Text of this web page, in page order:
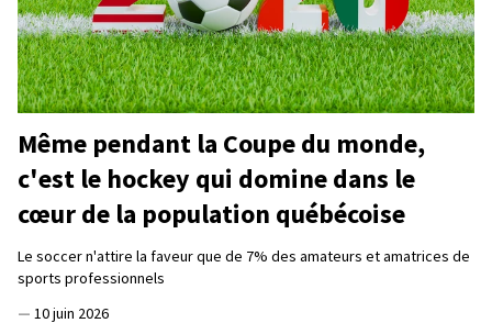
Même pendant la Coupe du monde,
c'est le hockey qui domine dans le
cœur de la population québécoise
Le soccer n'attire la faveur que de 7% des amateurs et amatrices de
sports professionnels
— 10 juin 2026